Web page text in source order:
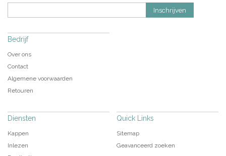
Inschrijven
Bedrijf
Over ons
Contact
Algemene voorwaarden
Retouren
Diensten
Kappen
Inlezen
Quick Links
Sitemap
Geavanceerd zoeken